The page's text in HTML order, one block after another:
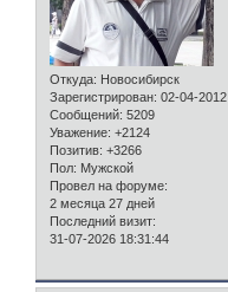
Откуда: Новосибирск
Зарегистрирован: 02-04-2012
Сообщений: 5209
Уважение: +2124
Позитив: +3266
Пол: Мужской
Провел на форуме:
2 месяца 27 дней
Последний визит:
31-07-2026 18:31:44